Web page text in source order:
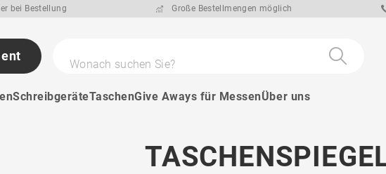
bei Bestellung Große Bestellmengen möglich
Wonach suchen Sie?
SchreibgeräteTaschenGive Aways für MessenÜber uns